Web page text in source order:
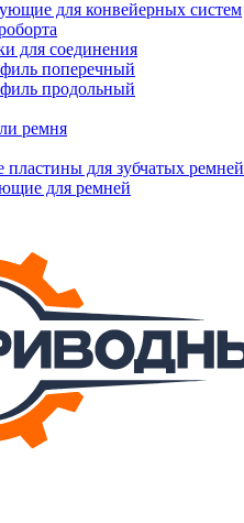
для конвейерных систем
для соединения
поперечный
продольный
ремня
для зубчатых ремней
для ремней